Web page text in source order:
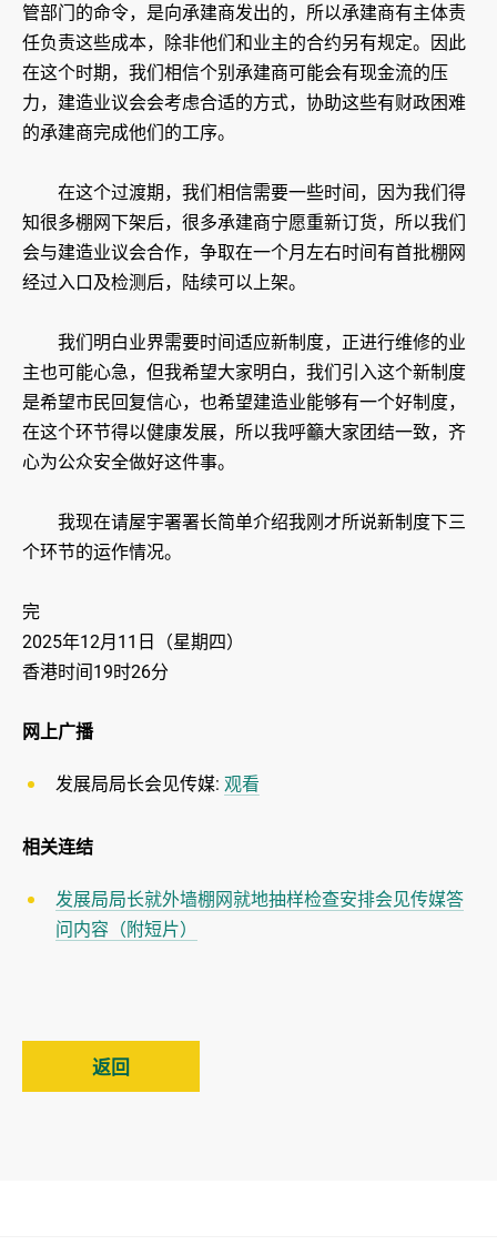
管部门的命令，是向承建商发出的，所以承建商有主体责
任负责这些成本，除非他们和业主的合约另有规定。因此
在这个时期，我们相信个别承建商可能会有现金流的压
力，建造业议会会考虑合适的方式，协助这些有财政困难
的承建商完成他们的工序。
在这个过渡期，我们相信需要一些时间，因为我们得
知很多棚网下架后，很多承建商宁愿重新订货，所以我们
会与建造业议会合作，争取在一个月左右时间有首批棚网
经过入口及检测后，陆续可以上架。
我们明白业界需要时间适应新制度，正进行维修的业
主也可能心急，但我希望大家明白，我们引入这个新制度
是希望市民回复信心，也希望建造业能够有一个好制度，
在这个环节得以健康发展，所以我呼籲大家团结一致，齐
心为公众安全做好这件事。
我现在请屋宇署署长简单介绍我刚才所说新制度下三
个环节的运作情况。
完
2025年12月11日（星期四）
香港时间19时26分
网上广播
发展局局长会见传媒: 观看
相关连结
发展局局长就外墙棚网就地抽样检查安排会见传媒答
问内容（附短片）
返回